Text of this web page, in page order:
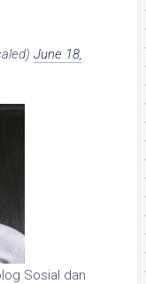
June 18,
Sosial dan